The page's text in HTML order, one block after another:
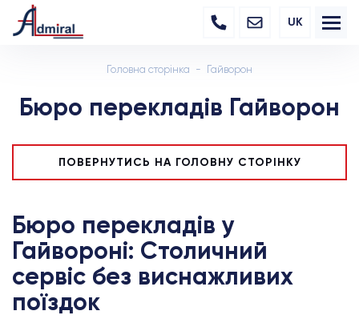
UK
Головна сторінка Гайворон
Бюро перекладів Гайворон
ПОВЕРНУТИСЬ НА ГОЛОВНУ СТОРІНКУ
Бюро перекладів у
Гайвороні: Столичний
сервіс без виснажливих
поїздок